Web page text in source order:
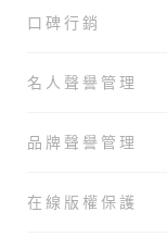
口碑行銷
名人聲譽管理
品牌聲譽管理
在線版權保護